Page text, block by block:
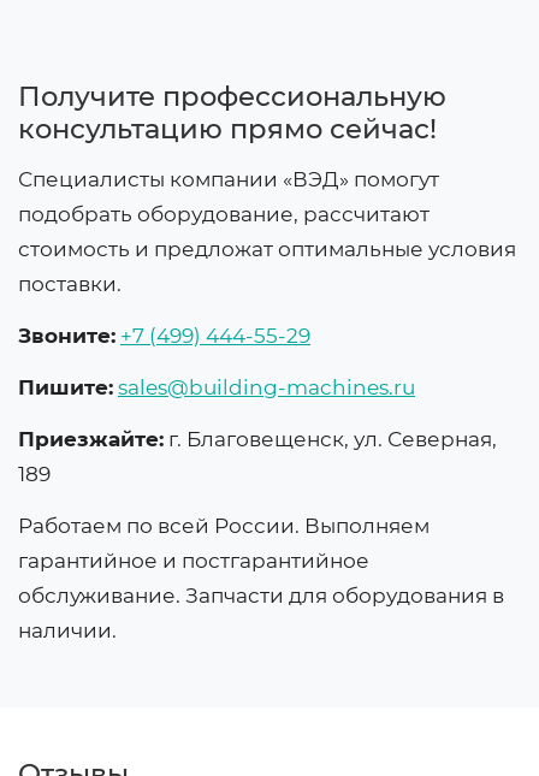
Получите профессиональную
консультацию прямо сейчас!
Специалисты компании «ВЭД» помогут
подобрать оборудование, рассчитают
стоимость и предложат оптимальные условия
поставки.
Звоните: +7 (499) 444-55-29
Пишите: sales@building-machines.ru
Приезжайте: г. Благовещенск, ул. Северная,
189
Работаем по всей России. Выполняем
гарантийное и постгарантийное
обслуживание. Запчасти для оборудования в
наличии.